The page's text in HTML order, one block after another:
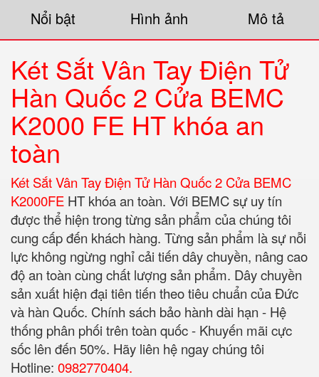
Nổi bật Hình ảnh Mô tả
Két Sắt Vân Tay Điện Tử
Hàn Quốc 2 Cửa BEMC
K2000 FE HT khóa an
toàn
Két Sắt Vân Tay Điện Tử Hàn Quốc 2 Cửa BEMC
K2000FE HT khóa an toàn. Với BEMC sự uy tín
được thể hiện trong từng sản phẩm của chúng tôi
cung cấp đến khách hàng. Từng sản phẩm là sự nỗi
lực không ngừng nghỉ cải tiến dây chuyền, nâng cao
độ an toàn cùng chất lượng sản phẩm. Dây chuyền
sản xuất hiện đại tiên tiến theo tiêu chuẩn của Đức
và hàn Quốc. Chính sách bảo hành dài hạn - Hệ
thống phân phối trên toàn quốc - Khuyến mãi cực
sốc lên đến 50%. Hãy liên hệ ngay chúng tôi
Hotline: 0982770404.